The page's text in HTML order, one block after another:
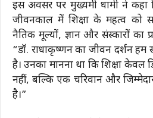
इस अवसर पर मुख्यमंत्री धामी ने
जीवनकाल में शिक्षा के महत्व को
नैतिक मूल्यों, ज्ञान और संस्कारों का
“डॉ. राधाकृष्णन का जीवन दर्शन हम
है। उनका मानना था कि शिक्षा केवल
नहीं, बल्कि एक चरित्रवान और
है।”